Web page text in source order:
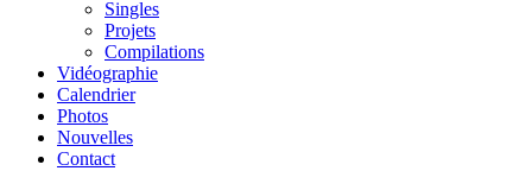
Singles
Projets
Compilations
Vidéographie
Calendrier
Photos
Nouvelles
Contact